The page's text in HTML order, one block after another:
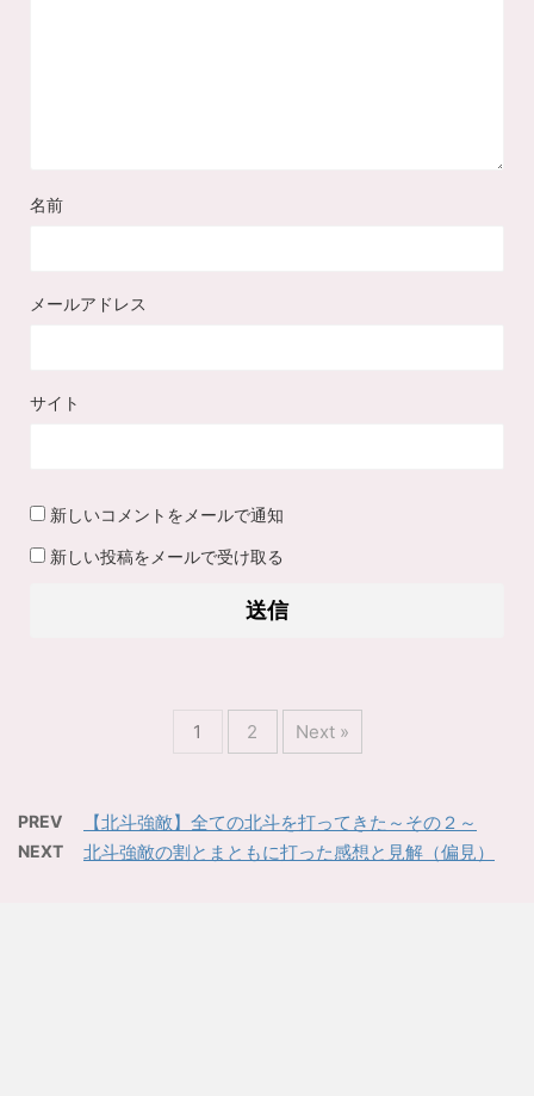
名前
メールアドレス
サイト
新しいコメントをメールで通知
新しい投稿をメールで受け取る
1 2 Next »
PREV 【北斗強敵】全ての北斗を打ってきた～その２～
NEXT 北斗強敵の割とまともに打った感想と見解（偏見）